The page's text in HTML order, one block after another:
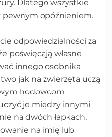
Dlatego wszystkie
pewnym opóźnieniem.
odpowiedzialności za
poświęcają własne
innego osobnika
jak na zwierzęta uczą
hodowcom
je między innymi
na dwóch łapkach,
na imię lub